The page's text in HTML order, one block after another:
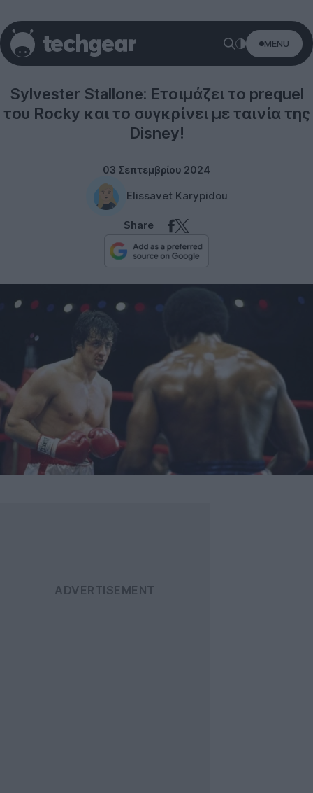
MENU
Entertainment
Sylvester Stallone: Ετοιμάζει το prequel
του Rocky και το συγκρίνει με ταινία της
Disney!
03 Σεπτεμβρίου 2024
Elissavet Karypidou
Share